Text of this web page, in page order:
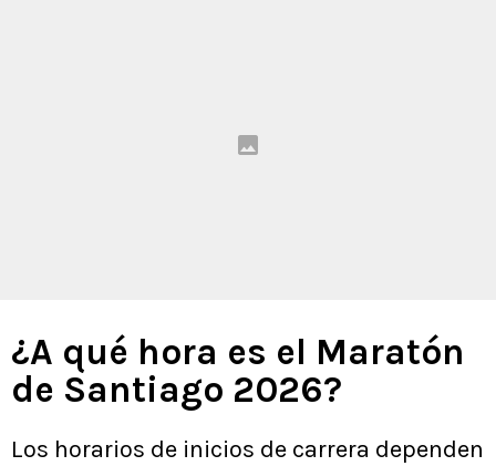
¿A qué hora es el Maratón
de Santiago 2026?
Los horarios de inicios de carrera dependen